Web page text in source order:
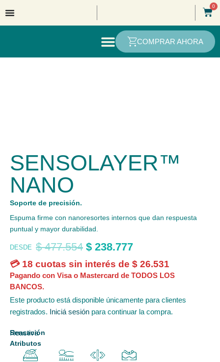
0
COMPRAR AHORA
SENSOLAYER™
NANO
Soporte de precisión.
Espuma firme con nanoresortes internos que dan respuesta
puntual y mayor durabilidad.
DESDE $477.554 $ 238.777
💳 18 cuotas sin interés de $ 26.531
Pagando con Visa o Mastercard de TODOS LOS
BANCOS.
Este producto está disponible únicamente para clientes
registrados.
Iniciá sesión para continuar la compra.
Sensación
Reactiva
Atributos